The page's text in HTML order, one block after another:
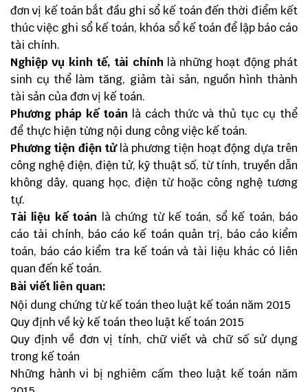
đơn vị kế toán bắt đầu ghi sổ kế toán đến thời điểm kết
thúc việc ghi sổ kế toán, khóa sổ kế toán để lập báo cáo
tài chính.
Nghiệp vụ kinh tế, tài chính là những hoạt động phát
sinh cụ thể làm tăng, giảm tài sản, nguồn hình thành
tài sản của đơn vị kế toán.
Phương pháp kế toánlà cách thức và thủ tục cụ thể
để thực hiện từng nội dung công việc kế toán.
Phương tiện điện tửlà phương tiện hoạt động dựa trên
công nghệ điện, điện tử, kỹ thuật số, từ tính, truyền dẫn
không dây, quang học, điện từ hoặc công nghệ tương
tự.
Tài liệu kế toán là chứng từ kế toán, sổ kế toán, báo
cáo tài chính, báo cáo kế toán quản trị, báo cáo kiểm
toán, báo cáo kiểm tra kế toán và tài liệu khác có liên
quan đến kế toán.
Bài viết liên quan:
Nội dung chứng từ kế toán theo luật kế toán năm 2015
Quy định về kỳ kế toán theo luật kế toán 2015
Quy định về đơn vị tính, chữ viết và chữ số sử dụng
trong kế toán
Những hành vi bị nghiêm cấm theo luật kế toán năm